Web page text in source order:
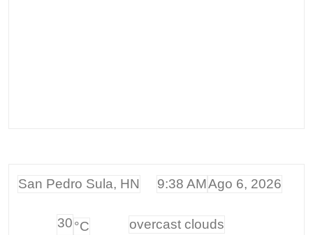
San Pedro Sula, HN 9:38 AMAgo 6, 2026
30°C overcast clouds